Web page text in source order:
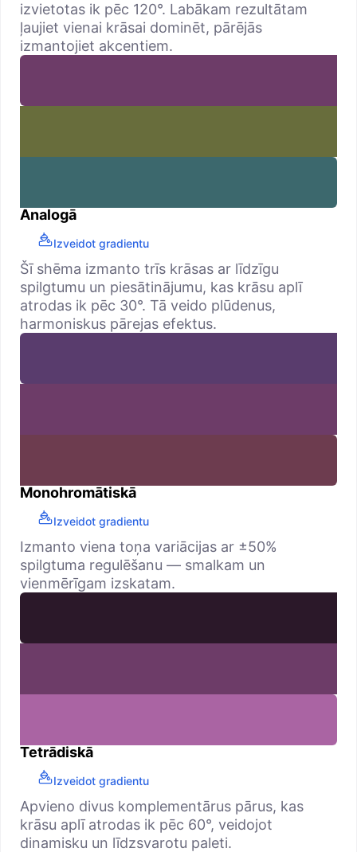
izvietotas ik pēc 120°. Labākam rezultātam
ļaujiet vienai krāsai dominēt, pārējās
izmantojiet akcentiem.
Analogā
Izveidot gradientu
Šī shēma izmanto trīs krāsas ar līdzīgu
spilgtumu un piesātinājumu, kas krāsu aplī
atrodas ik pēc 30°. Tā veido plūdenus,
harmoniskus pārejas efektus.
Monohromātiskā
Izveidot gradientu
Izmanto viena toņa variācijas ar ±50%
spilgtuma regulēšanu — smalkam un
vienmērīgam izskatam.
Tetrādiskā
Izveidot gradientu
Apvieno divus komplementārus pārus, kas
krāsu aplī atrodas ik pēc 60°, veidojot
dinamisku un līdzsvarotu paleti.